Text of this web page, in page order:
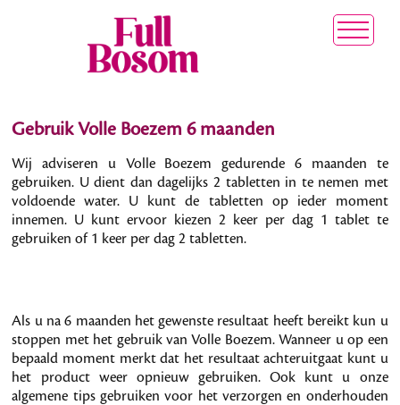
Gebruik Volle Boezem 6 maanden
Wij adviseren u Volle Boezem gedurende 6 maanden te
gebruiken. U dient dan dagelijks 2 tabletten in te nemen met
voldoende water. U kunt de tabletten op ieder moment
innemen. U kunt ervoor kiezen 2 keer per dag 1 tablet te
gebruiken of 1 keer per dag 2 tabletten.
Als u na 6 maanden het gewenste resultaat heeft bereikt kun u
stoppen met het gebruik van Volle Boezem. Wanneer u op een
bepaald moment merkt dat het resultaat achteruitgaat kunt u
het product weer opnieuw gebruiken. Ook kunt u onze
algemene tips gebruiken voor het verzorgen en onderhouden